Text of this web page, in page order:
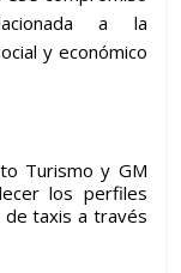
a la
y económico
Turismo y GM
los perfiles
taxis a través